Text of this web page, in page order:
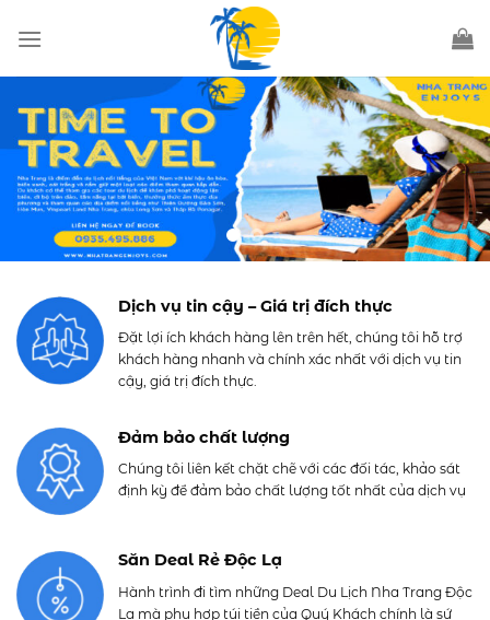
Dịch vụ tin cậy – Giá trị đích thực
Đặt lợi ích khách hàng lên trên hết, chúng tôi hỗ trợ
khách hàng nhanh và chính xác nhất với dịch vụ tin
cậy, giá trị đích thực.
Đảm bảo chất lượng
Chúng tôi liên kết chặt chẽ với các đối tác, khảo sát
định kỳ để đảm bảo chất lượng tốt nhất của dịch vụ
Săn Deal Rẻ Độc Lạ
Hành trình đi tìm những Deal Du Lịch Nha Trang Độc
Lạ mà phụ hợp túi tiền của Quý Khách chính là sứ